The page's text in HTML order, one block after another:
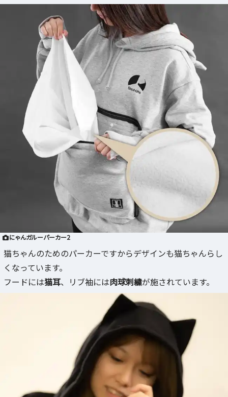
にゃんガルーパーカー2
猫ちゃんのためのパーカーですからデザインも猫ちゃんらし
くなっています。
フードには猫耳、リブ袖には肉球刺繍が施されています。